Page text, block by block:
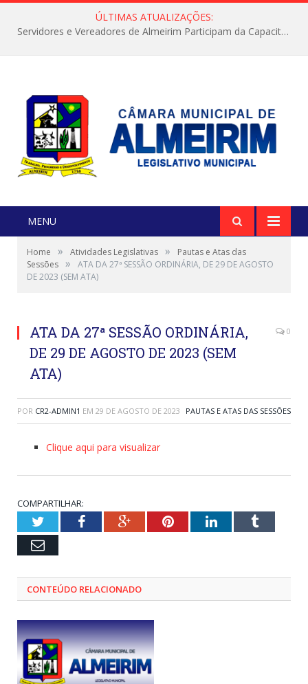
ÚLTIMAS ATUALIZAÇÕES:
Servidores e Vereadores de Almeirim Participam da Capacitação “Orientar é a Nossa Missão”
MENU
Home » Atividades Legislativas »
Pautas e Atas das
Sessões »
ATA DA 27ª SESSÃO ORDINÁRIA, DE 29 DE AGOSTO
DE 2023 (SEM ATA)
ATA DA 27ª SESSÃO ORDINÁRIA,
DE 29 DE AGOSTO DE 2023 (SEM
ATA)
0
POR CR2-ADMIN1 EM 29 DE AGOSTO DE 2023 PAUTAS E ATAS DAS SESSÕES
Clique aqui para visualizar
COMPARTILHAR:
TwitterFacebookGoogle+PinterestLinkedInTumblr
Email
CONTEÚDO RELACIONADO